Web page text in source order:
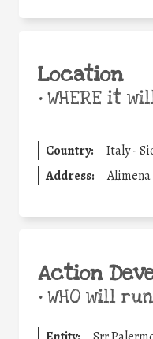
Location
•WHERE it
Country:
Italy -
Address:
Alimena
Action
•WHO will